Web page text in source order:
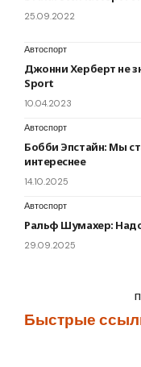
25.09.2022
Автоспорт
Джонни Херберт не
Sport
10.04.2023
Автоспорт
Бобби Эпстайн: Мы
интереснее
14.10.2025
Автоспорт
Ральф Шумахер:
29.09.2025
Быстрые